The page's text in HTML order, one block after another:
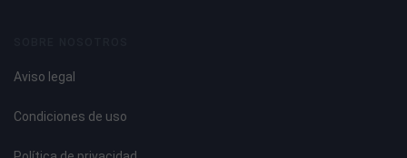
Aviso legal
Condiciones de uso